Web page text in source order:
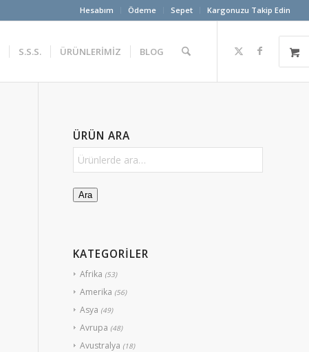
Hesabım Ödeme Sepet Kargonuzu Takip Edin
S.S.S. ÜRÜNLERİMİZ BLOG
ÜRÜN ARA
Ara
KATEGORİLER
Afrika (53)
Amerika (56)
Asya (49)
Avrupa (48)
Avustralya (18)